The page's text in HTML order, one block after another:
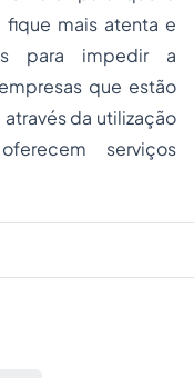
mais atenta e
para impedir a
que estão
da utilização
serviços